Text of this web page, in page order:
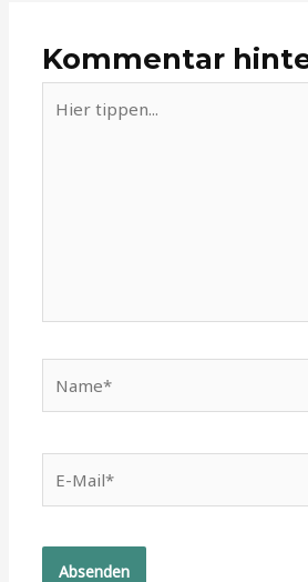
Kommentar
tippen...
Mail*